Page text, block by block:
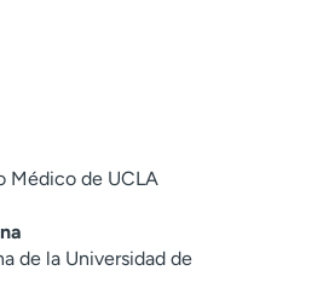
Médico de UCLA
de la Universidad de